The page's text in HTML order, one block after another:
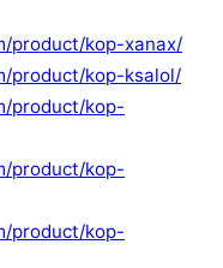
product/kop-xanax/
product/kop-ksalol/
product/kop-
product/kop-
product/kop-